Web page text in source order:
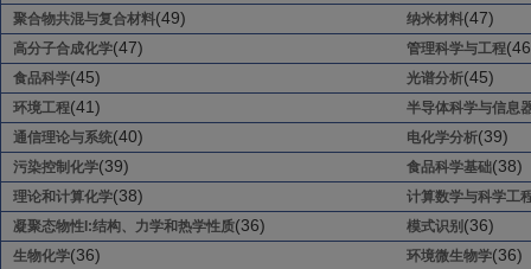
聚合物共混与复合材料(49) 纳米材料(47)
高分子合成化学(47) 管理科学与工程
食品科学(45) 光谱分析(45)
环境工程(41)
半导体科学与信息
通信理论与系统(40) 电化学分析(39)
污染控制化学(39) 食品科学基础(38)
理论和计算化学(38)
计算数学与科学工
凝聚态物性I:结构、力学和热学性质(36) 模式识别 (36)
生物化学(36) 环境微生物学(36)